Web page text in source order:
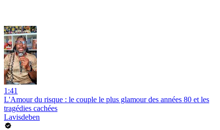
1:41
L'Amour du risque : le couple le plus glamour des années 80 et les
tragédies cachées
Lavisdeben